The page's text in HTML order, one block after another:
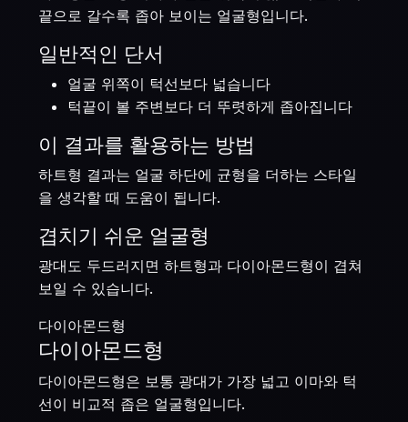
끝으로 갈수록 좁아 보이는 얼굴형입니다.
일반적인 단서
얼굴 위쪽이 턱선보다 넓습니다
턱끝이 볼 주변보다 더 뚜렷하게 좁아집니다
이 결과를 활용하는 방법
하트형 결과는 얼굴 하단에 균형을 더하는 스타일
을 생각할 때 도움이 됩니다.
겹치기 쉬운 얼굴형
광대도 두드러지면 하트형과 다이아몬드형이 겹쳐
보일 수 있습니다.
다이아몬드형
다이아몬드형
다이아몬드형은 보통 광대가 가장 넓고 이마와 턱
선이 비교적 좁은 얼굴형입니다.